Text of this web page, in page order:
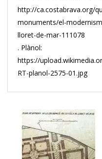
http://ca.costabrava.org/
monuments/el-
lloret-de-mar-111078
. Plànol:
https://
RT-planol-2575-01.jpg